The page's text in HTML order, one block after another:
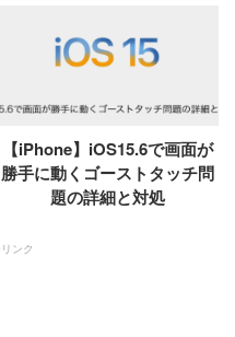
【iPhone】iOS15.6で画面が
勝手に動くゴーストタッチ問
題の詳細と対処
ンク